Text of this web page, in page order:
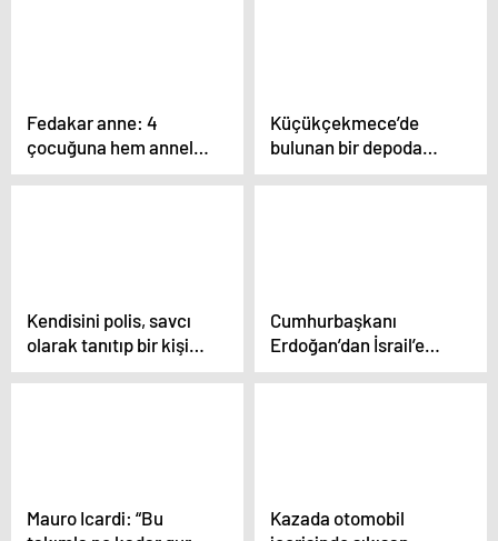
Fedakar anne: 4
çocuğuna hem annelik
hem babalık yaptı
Küçükçekmece’de
bulunan bir depoda
yangın çıktı
Kendisini polis, savcı
olarak tanıtıp bir kişiyi
800 bin lira dolandıran
Cumhurbaşkanı
Erdoğan’dan İsrail’e
Filistin tepkisi!
Mauro Icardi: “Bu
Kazada otomobil